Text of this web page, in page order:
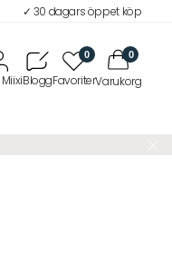
✓ 30 dagars öppet köp
0 0